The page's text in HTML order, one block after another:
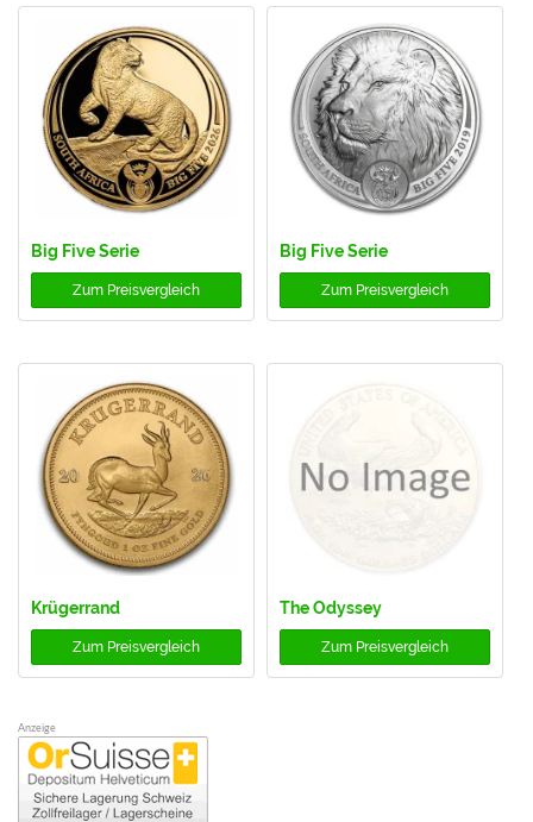
Big Five Serie
Zum Preisvergleich
Big Five Serie
Zum Preisvergleich
Krügerrand
Zum Preisvergleich
The Odyssey
Zum Preisvergleich
Anzeige